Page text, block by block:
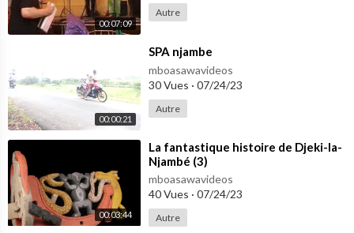
00:07:09
Autre
00:00:21
⁣SPA njambe
mboasawavideos
30 Vues · 07/24/23
Autre
00:03:44
⁣La fantastique histoire de Djeki-la-
Njambé (3)
mboasawavideos
40 Vues · 07/24/23
Autre